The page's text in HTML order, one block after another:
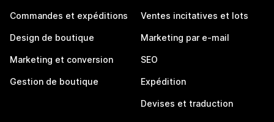
Commandes et expéditions
Design de boutique
Marketing et conversion
Gestion de boutique
Ventes incitatives et lots
Marketing par e-mail
SEO
Expédition
Devises et traduction